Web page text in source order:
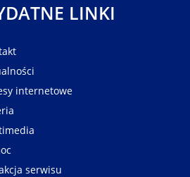
LINKI
internetowe
serwisu